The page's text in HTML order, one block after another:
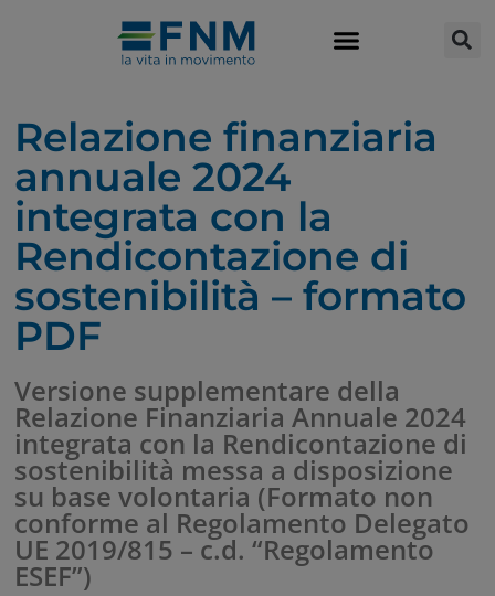
Relazione finanziaria
annuale 2024
integrata con la
Rendicontazione di
sostenibilità – formato
PDF
Versione supplementare della
Relazione Finanziaria Annuale 2024
integrata con la Rendicontazione di
sostenibilità messa a disposizione
su base volontaria (Formato non
conforme al Regolamento Delegato
UE 2019/815 – c.d. “Regolamento
ESEF”)